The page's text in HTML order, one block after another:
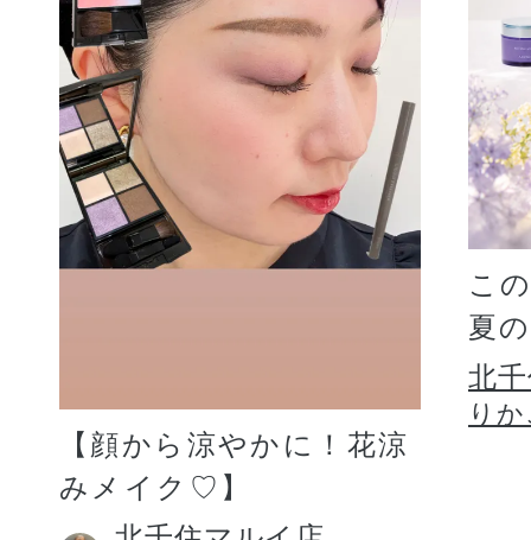
【顔から涼やかに！花涼
みメイク♡】
こ
夏
北
り